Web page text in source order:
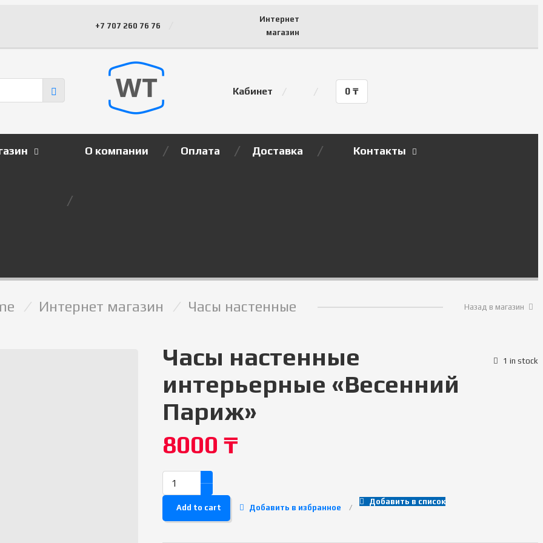
+7 707 260 76 76
Интернет
магазин
Кабинет 0 ₸
О компании Оплата Доставка Контакты
/ Интернет магазин / Часы настенные Назад в магазин
1 in stock
Часы настенные
интерьерные «Весенний
Париж»
8000 ₸
Add to cart Добавить в избранное
Добавить в список